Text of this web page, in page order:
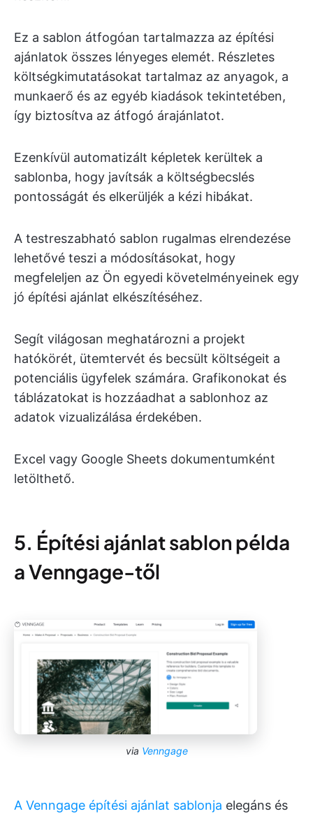
Ez a sablon átfogóan tartalmazza az építési
ajánlatok összes lényeges elemét. Részletes
költségkimutatásokat tartalmaz az anyagok, a
munkaerő és az egyéb kiadások tekintetében,
így biztosítva az átfogó árajánlatot.
Ezenkívül automatizált képletek kerültek a
sablonba, hogy javítsák a költségbecslés
pontosságát és elkerüljék a kézi hibákat.
A testreszabható sablon rugalmas elrendezése
lehetővé teszi a módosításokat, hogy
megfeleljen az Ön egyedi követelményeinek egy
jó építési ajánlat elkészítéséhez.
Segít világosan meghatározni a projekt
hatókörét, ütemtervét és becsült költségeit a
potenciális ügyfelek számára. Grafikonokat és
táblázatokat is hozzáadhat a sablonhoz az
adatok vizualizálása érdekében.
Excel vagy Google Sheets dokumentumként
letölthető.
5. Építési ajánlat sablon példa
a Venngage-től
via Venngage
A Venngage építési ajánlat sablonja elegáns és